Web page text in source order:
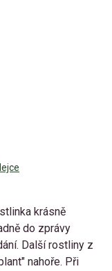
krásně
do zprávy
Další rostliny z
nahoře. Při